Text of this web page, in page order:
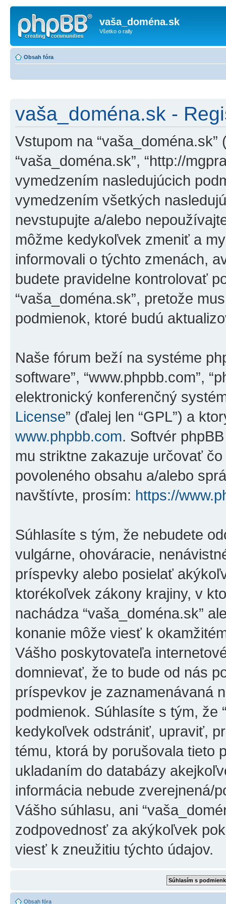
vaša_doména.sk
Všetko o rally
Obsah fóra
vaša_doména.sk -
Vstupom na “vaša_doména.sk”
“vaša_doména.sk”, “http://
vymedzením nasledujúcich
vymedzením všetkých
nevstupujte a/alebo
môžme kedykoľvek zmeniť a
informovali o týchto zmenách,
budete pravidelne kontrolovať
“vaša_doména.sk”, pretože
podmienok, ktoré budú
Naše fórum beží na systéme
software”, “www.phpbb.com”,
elektronický konferenčný
License” (ďalej len “GPL”) a
www.phpbb.com. Softvér
mu striktne zakazuje určovať
povoleného obsahu a/alebo
navštívte, prosím: https://
Súhlasíte s tým, že nebudete
vulgárne, ohováracie,
príspevky alebo posielať
ktorékoľvek zákony krajiny, v
nachádza “vaša_doména.sk”
konanie môže viesť k
Vášho poskytovateľa
domnievať, že to bude od nás
príspevkov je zaznamenávaná
podmienok. Súhlasíte s tým, že
kedykoľvek odstrániť, upraviť,
tému, ktorá by porušovala tieto
ukladaním do databázy
informácia nebude zverejnená/
Vášho súhlasu, ani
zodpovednosť za akýkoľvek
viesť k zneužitiu týchto údajov.
Obsah fóra